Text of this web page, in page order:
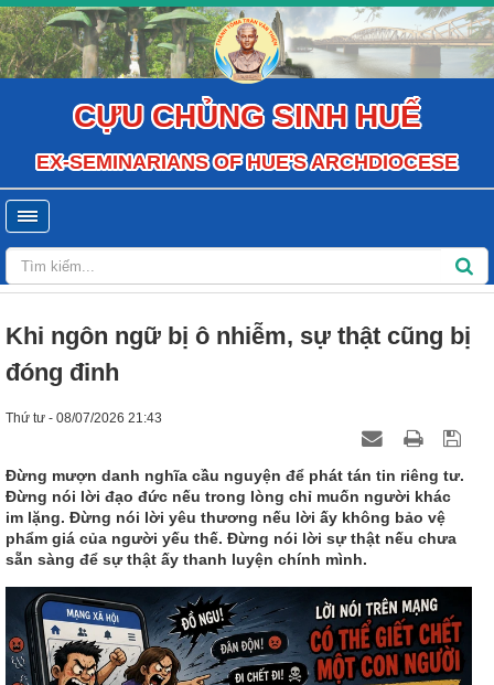
CỰU CHỦNG SINH HUẾ
EX-SEMINARIANS OF HUE'S ARCHDIOCESE
Khi ngôn ngữ bị ô nhiễm, sự thật cũng bị
đóng đinh
Thứ tư - 08/07/2026 21:43
Đừng mượn danh nghĩa cầu nguyện để phát tán tin riêng tư.
Đừng nói lời đạo đức nếu trong lòng chỉ muốn người khác
im lặng. Đừng nói lời yêu thương nếu lời ấy không bảo vệ
phẩm giá của người yếu thế. Đừng nói lời sự thật nếu chưa
sẵn sàng để sự thật ấy thanh luyện chính mình.